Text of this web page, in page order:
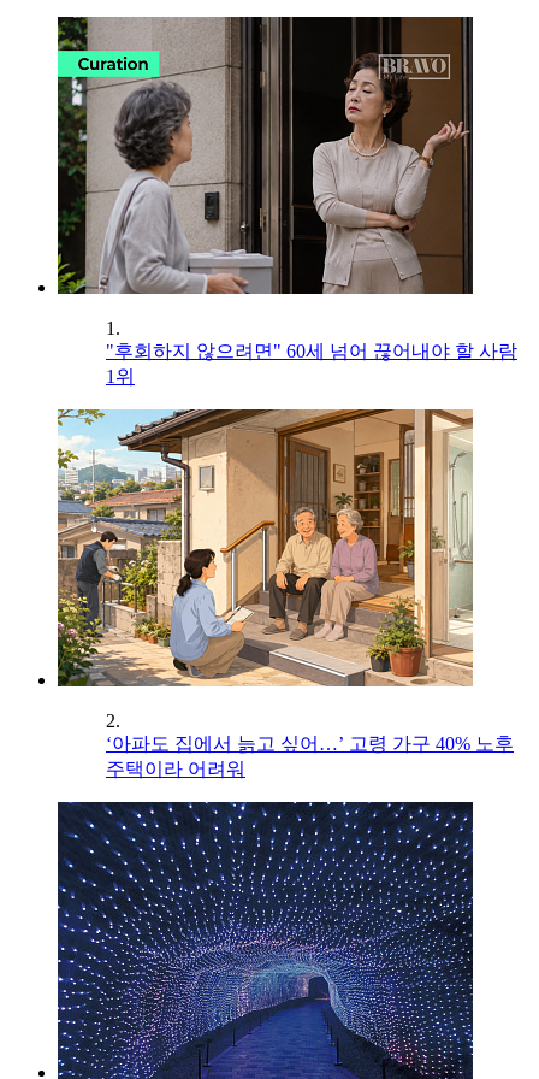
1.
"후회하지 않으려면" 60세 넘어 끊어내야 할 사람
1위
2.
‘아파도 집에서 늙고 싶어…’ 고령 가구 40% 노후
주택이라 어려워